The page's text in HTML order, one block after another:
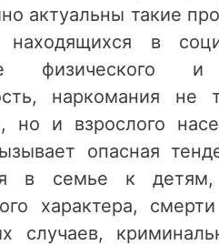
актуальны такие
в
физического и
наркомания не
но и взрослого
опасная
в семье к детям,
характера,
случаев,